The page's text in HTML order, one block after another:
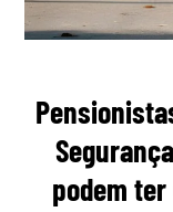
podem